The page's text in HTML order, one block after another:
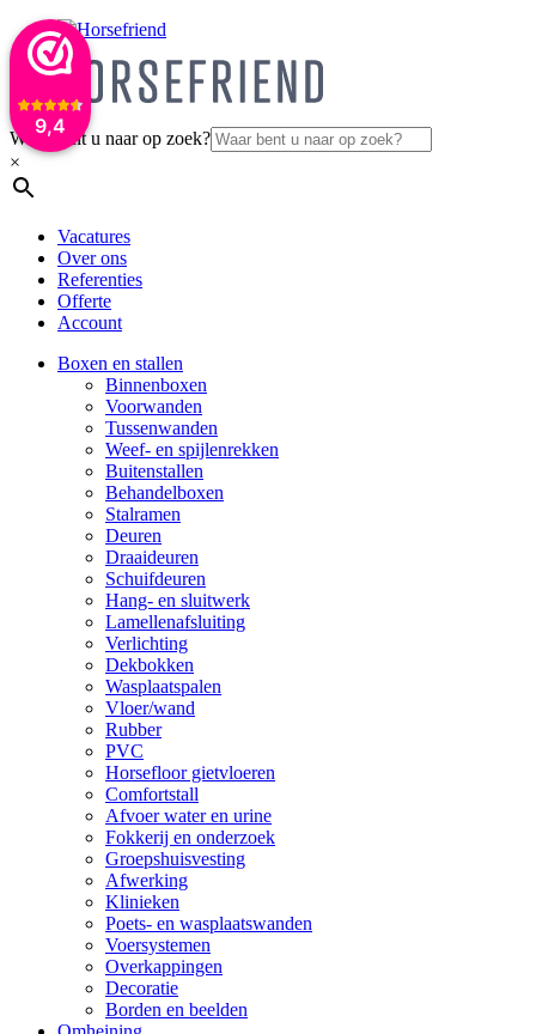
9,4
Waar bent u naar op zoek?
×
Vacatures
Over ons
Referenties
Offerte
Account
Boxen en stallen
Binnenboxen
Voorwanden
Tussenwanden
Weef- en spijlenrekken
Buitenstallen
Behandelboxen
Stalramen
Deuren
Draaideuren
Schuifdeuren
Hang- en sluitwerk
Lamellenafsluiting
Verlichting
Dekbokken
Wasplaatspalen
Vloer/wand
Rubber
PVC
Horsefloor gietvloeren
Comfortstall
Afvoer water en urine
Fokkerij en onderzoek
Groepshuisvesting
Afwerking
Klinieken
Poets- en wasplaatswanden
Voersystemen
Overkappingen
Decoratie
Borden en beelden